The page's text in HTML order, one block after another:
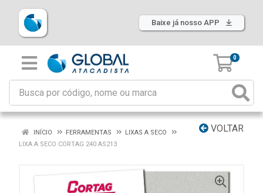
Baixe já nosso APP
0
VOLTAR
INÍCIO FERRAMENTAS
LIXAS A SECO
LIXA A SECO CORTAG 240 AS213